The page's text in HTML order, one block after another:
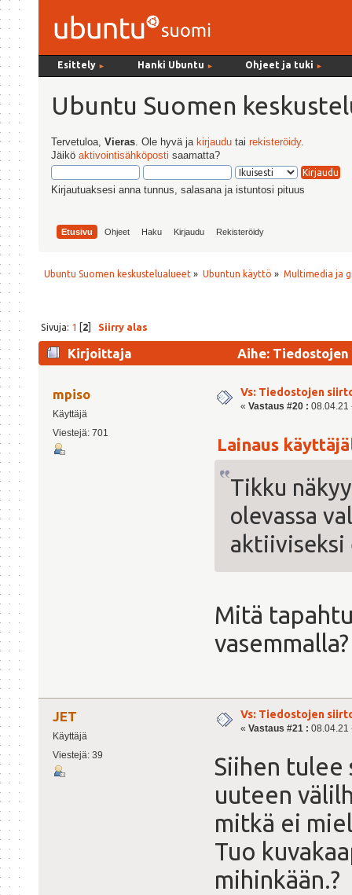
Esittely ► Hanki Ubuntu ► Ohjeet ja tuki ►
Ubuntu Suomen
Tervetuloa,Vieras . Ole hyvä ja kirjaudu tairekisteröidy.
Jäiköaktivointisähköposti saamatta?
Kirjautuaksesi anna tunnus, salasana ja istuntosi pituus
Etusivu Ohjeet Haku Kirjaudu Rekisteröidy
Ubuntu Suomen keskustelualueet » Ubuntun käyttö » Multimedia ja
Sivuja: 1 [2] Siirry alas
Kirjoittaja Aihe:
mpiso
Käyttäjä
Viestejä: 701
Vs: Tiedostojen
« Vastaus #20 : 08.04.21
Lainaus
Tikku
olevassa
aktiiviseksi
Mitä
JET
Käyttäjä
Viestejä: 39
Vs: Tiedostojen
« Vastaus #21 : 08.04.21
Siihen tulee
uuteen
mitkä ei
Tuo
mihinkään.?